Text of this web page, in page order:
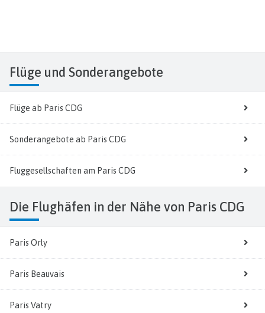
Flüge und Sonderangebote
Flüge ab Paris CDG
Sonderangebote ab Paris CDG
Fluggesellschaften am Paris CDG
Die Flughäfen in der Nähe von Paris CDG
Paris Orly
Paris Beauvais
Paris Vatry